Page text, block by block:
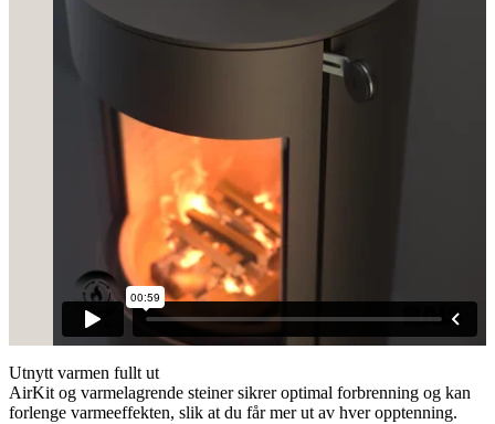
Utnytt varmen fullt ut
AirKit og varmelagrende steiner sikrer optimal forbrenning og kan
forlenge varmeeffekten, slik at du får mer ut av hver opptenning.